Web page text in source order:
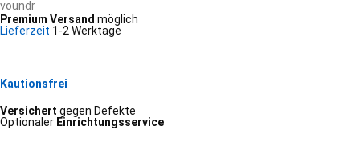
Premium Versand möglich
Lieferzeit 1-2 Werktage
Kautionsfrei
Versichert gegen Defekte
Optionaler Einrichtungsservice